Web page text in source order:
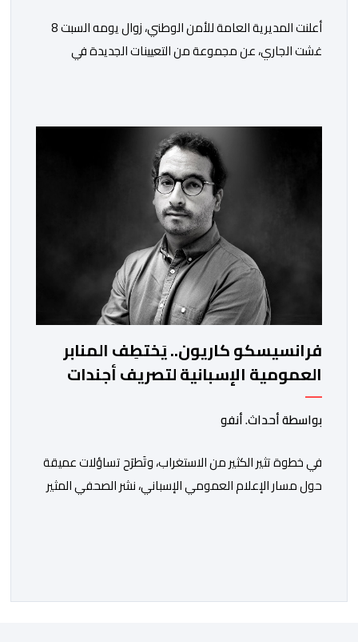
أعلنت المديرية العامة للأمن الوطني، زوال يومه السبت 8
غشت الجاري، عن مجموعة من التعيينات الجديدة في
والعيون والدار البيضاء وبني ملال وابن جرير وطنجة وأصيلة،
وذلك في إطار دينامية داخلية تهدف لضخ دماء جديدة
والاستعانة بكفاءات أمنية شابة ومتمرسة، […]
فرانسيسكو كاريون.. يَختطِف المنابر
العمومية الإسبانية لتصريف أجندات
معادية للمغرب
بواسطة أحداث. أنفو
في خطوة تثير الكثير من الاستغراب، وتَطرَح تساؤلات عميقة
حول مسار الإعلام العمومي الإسباني، نشر الصحفي المثير
الاجتماعية”، يُمثِّل خروجاً غير مألوف عن الخط التحريري